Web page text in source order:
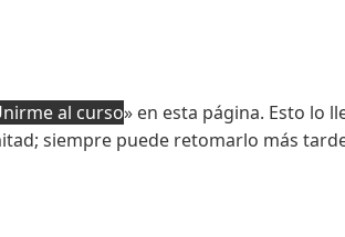
al curso» en esta página. Esto lo
siempre puede retomarlo más